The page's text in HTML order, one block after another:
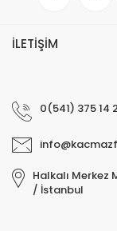
İLETİŞİM
0(541) 375 14
Halkalı Merkez
/ İstanbul